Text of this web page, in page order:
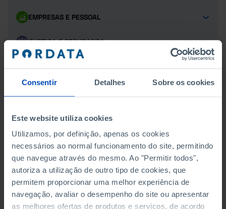
Consentir Detalhes Sobre os cookies
Este website utiliza cookies
Utilizamos, por definição, apenas os cookies
necessários ao normal funcionamento do site, permitindo
que navegue através do mesmo. Ao "Permitir todos",
autoriza a utilização de outro tipo de cookies, que
permitem proporcionar uma melhor experiência de
navegação, avaliar o desempenho do site ou apresentar
as melhores ofertas de produtos e serviços, de acordo
EMPRESAS E PESSOAL
JUSTIÇA E SEGURANÇA
PROTEÇÃO SOCIAL
SAÚDE
TRANSPORTES
TURISMO